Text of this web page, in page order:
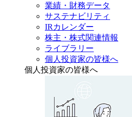
業績・財務データ
サステナビリティ
IRカレンダー
株主・株式関連情報
ライブラリー
個人投資家の皆様へ
個人投資家の皆様へ